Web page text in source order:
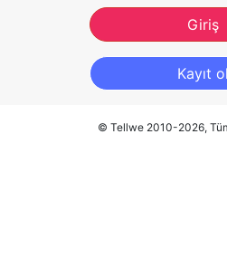
Giriş
Kayıt ol
© Tellwe 2010-2026,